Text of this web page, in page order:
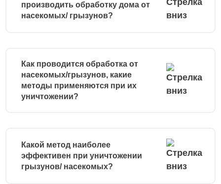
производить обработку дома от
насекомых/ грызунов?
Как проводится обработка от
насекомых/грызунов, какие
методы применяются при их
уничтожении?
Какой метод наиболее
эффективен при уничтожении
грызунов/ насекомых?